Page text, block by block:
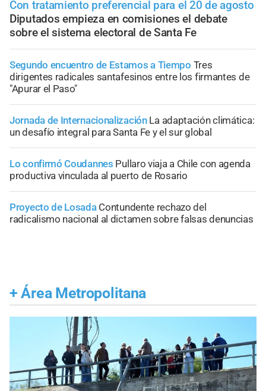
Con tratamiento preferencial para el 20 de agosto
Diputados empieza en comisiones el debate
sobre el sistema electoral de Santa Fe
Segundo encuentro de Estamos a Tiempo Tres
dirigentes radicales santafesinos entre los firmantes de
"Apurar el Paso"
Jornada de Internacionalización La adaptación climática:
un desafío integral para Santa Fe y el sur global
Lo confirmó Coudannes Pullaro viaja a Chile con agenda
productiva vinculada al puerto de Rosario
Proyecto de Losada Contundente rechazo del
radicalismo nacional al dictamen sobre falsas denuncias
+ Área Metropolitana